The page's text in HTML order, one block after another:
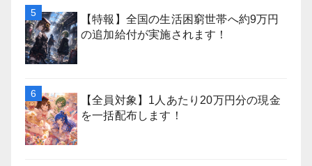
【特報】全国の生活困窮世帯へ約9万円
の追加給付が実施されます！
【全員対象】1人あたり20万円分の現金
を一括配布します！